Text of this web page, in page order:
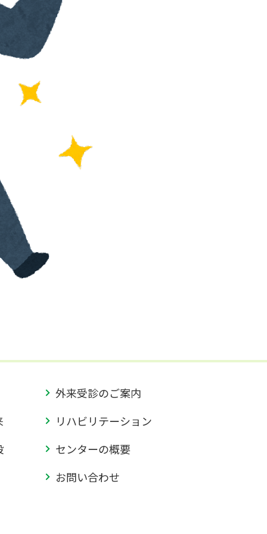
外来受診のご案内
リハビリテーション
センターの概要
お問い合わせ